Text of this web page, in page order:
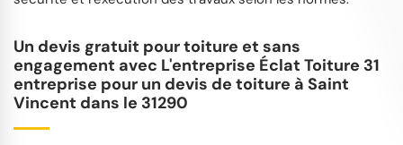
Un devis gratuit pour toiture et sans
engagement avec L'entreprise Éclat Toiture 31
entreprise pour un devis de toiture à Saint
Vincent dans le 31290